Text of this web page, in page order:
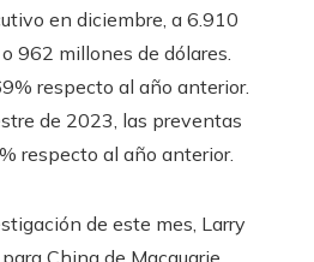
en diciembre, a 6.910
962 millones de dólares.
respecto al año anterior.
de 2023, las preventas
respecto al año anterior.
de este mes, Larry
China de Macquarie